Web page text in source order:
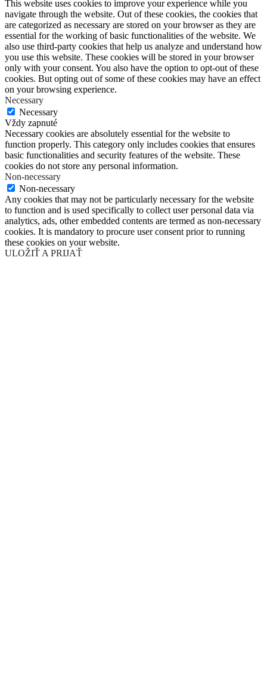
This website uses cookies to improve your experience while you
navigate through the website. Out of these cookies, the cookies that
are categorized as necessary are stored on your browser as they are
essential for the working of basic functionalities of the website. We
also use third-party cookies that help us analyze and understand how
you use this website. These cookies will be stored in your browser
only with your consent. You also have the option to opt-out of these
cookies. But opting out of some of these cookies may have an effect
on your browsing experience.
Necessary
Necessary
Vždy zapnuté
Necessary cookies are absolutely essential for the website to
function properly. This category only includes cookies that ensures
basic functionalities and security features of the website. These
cookies do not store any personal information.
Non-necessary
Non-necessary
Any cookies that may not be particularly necessary for the website
to function and is used specifically to collect user personal data via
analytics, ads, other embedded contents are termed as non-necessary
cookies. It is mandatory to procure user consent prior to running
these cookies on your website.
ULOŽIŤ A PRIJAŤ